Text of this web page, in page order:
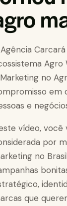
Agro
no
em
e
vídeo, você
por
no
que